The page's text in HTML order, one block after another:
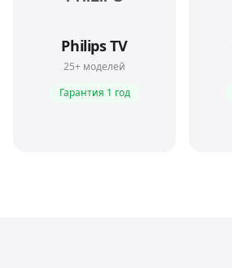
Philips TV
25+ моделей
Гарантия 1 год